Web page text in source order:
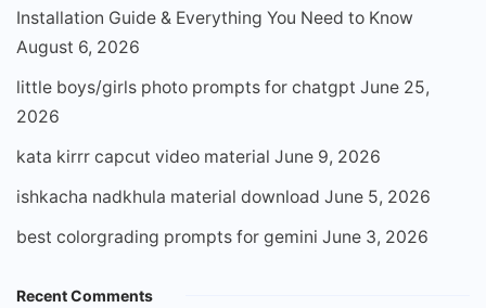
Installation Guide & Everything You Need to Know
August 6, 2026
little boys/girls photo prompts for chatgpt June 25,
2026
kata kirrr capcut video material June 9, 2026
ishkacha nadkhula material download June 5, 2026
best colorgrading prompts for gemini June 3, 2026
Recent Comments